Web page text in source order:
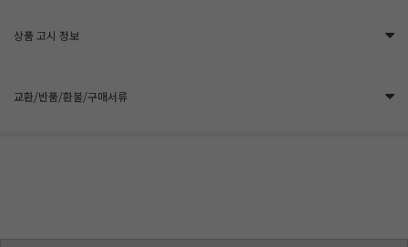
상품 고시 정보
교환/반품/환불/구매서류